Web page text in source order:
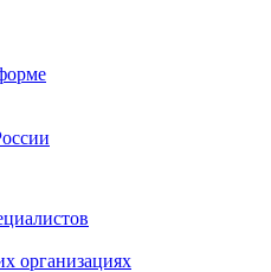
организациях